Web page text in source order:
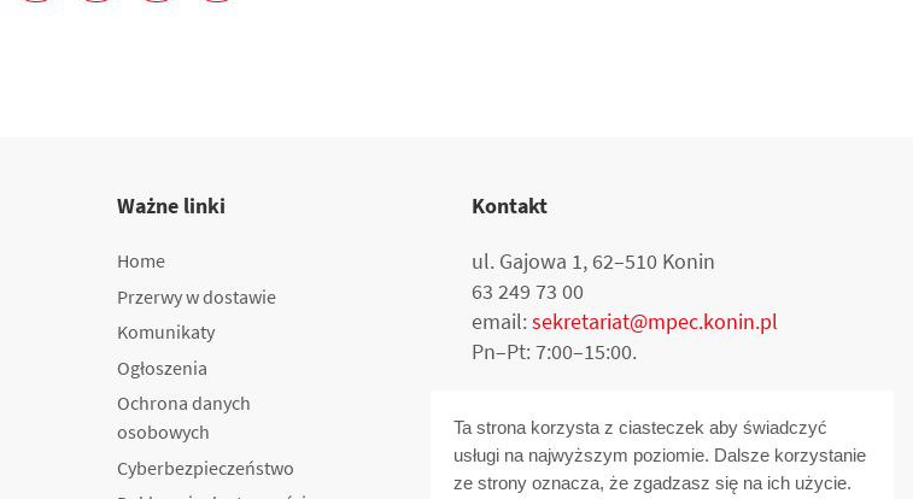
Ta strona korzysta z ciasteczek aby świadczyć
usługi na najwyższym poziomie. Dalsze korzystanie
ze strony oznacza, że zgadzasz się na ich użycie.
Ważne linki
Home
Przerwy w dostawie
Komunikaty
Ogłoszenia
Ochrona danych
osobowych
Cyberbezpieczeństwo
Kontakt
ul. Gajowa 1, 62–510 Konin
63 249 73 00
email: sekretariat@mpec.konin.pl
Pn–Pt: 7:00–15:00.
Deklaracja dostępności